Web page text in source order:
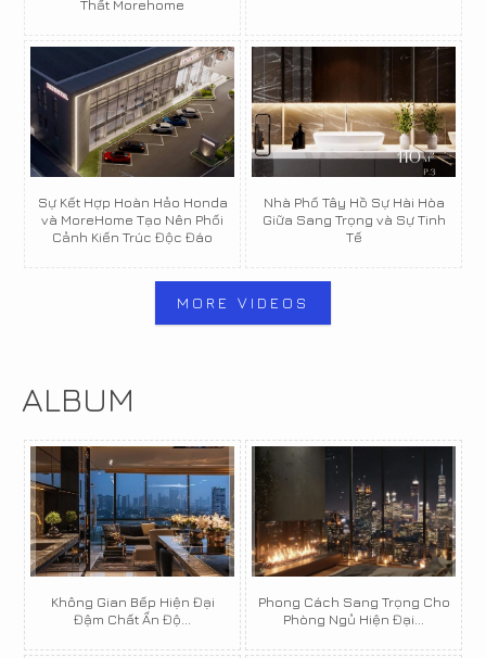
Thất Morehome
Sự Kết Hợp Hoàn Hảo Honda
và MoreHome Tạo Nên Phối
Cảnh Kiến Trúc Độc Đáo
Nhà Phố Tây Hồ Sự Hài Hòa
Giữa Sang Trọng và Sự Tinh
Tế
MORE VIDEOS
ALBUM
Không Gian Bếp Hiện Đại
Đậm Chất Ấn Độ...
Phong Cách Sang Trọng Cho
Phòng Ngủ Hiện Đại...